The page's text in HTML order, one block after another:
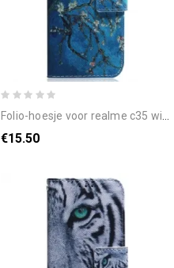
folio-hoesje voor realme c35 wit bloeiende boom
€15.50